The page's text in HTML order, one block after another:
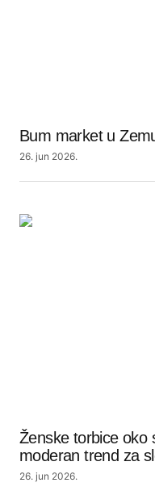
Bum market u
26. jun 2026.
Ženske torbice oko
moderan trend za
26. jun 2026.